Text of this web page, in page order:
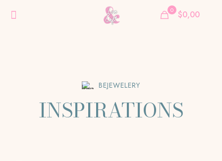
0 $0,00
BEJEWELERY
INSPIRATIONS